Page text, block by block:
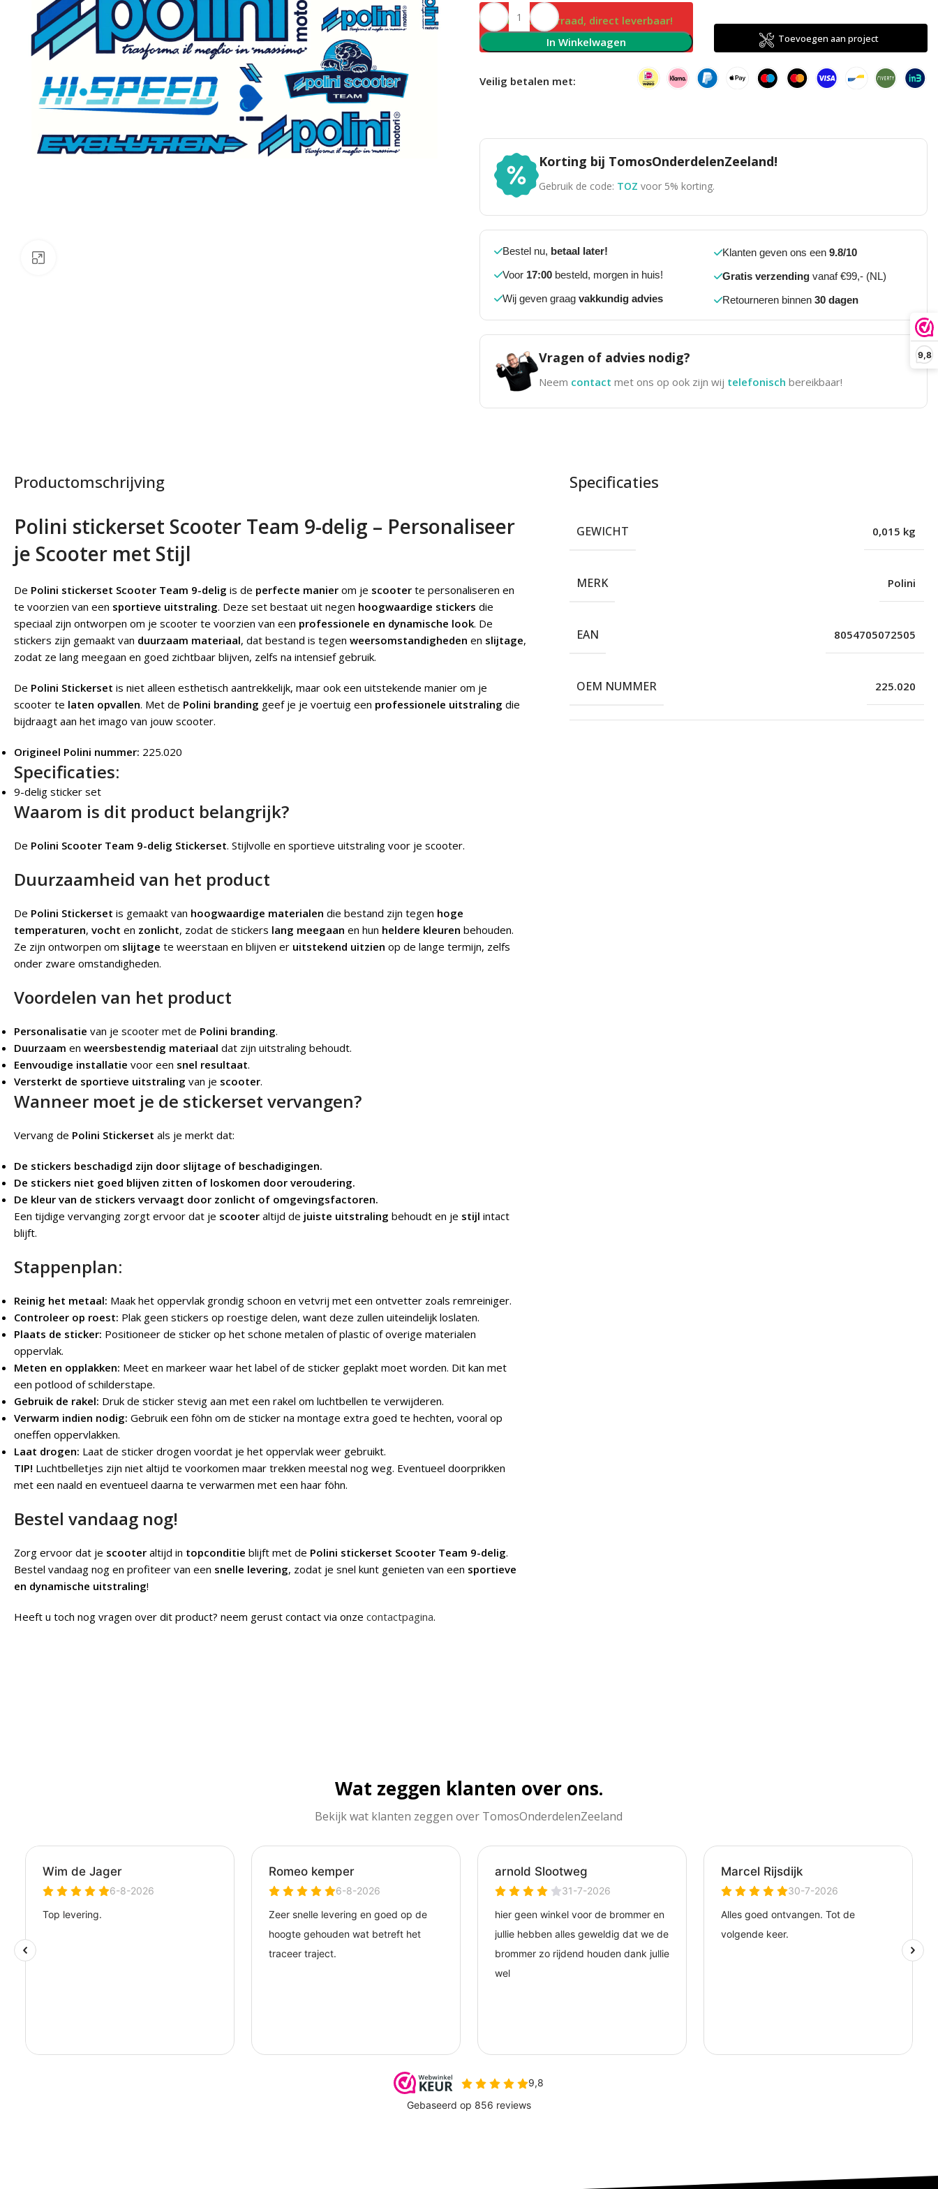
9,8
Op voorraad, direct leverbaar!
In Winkelwagen
Toevoegen aan project
Veilig betalen met:
Korting bij TomosOnderdelenZeeland!
Gebruik de code: TOZ voor 5% korting.
Bestel nu, betaal later!
Voor 17:00besteld, morgen in huis!
Wij geven graag vakkundig advies
Klanten geven ons een 9.8/10
Gratis verzendingvanaf €99,- (NL)
Retourneren binnen 30 dagen
Vragen of advies nodig?
Neem contact met ons op ook zijn wij telefonisch bereikbaar!
Productomschrijving
Polini stickerset Scooter Team 9-delig – Personaliseer
je Scooter met Stijl
De Polini stickerset Scooter Team 9-delig is de perfecte manier om je scooter te personaliseren en
te voorzien van een sportieve uitstraling. Deze set bestaat uit negen hoogwaardige stickers die
speciaal zijn ontworpen om je scooter te voorzien van een professionele en dynamische look. De
stickers zijn gemaakt van duurzaam materiaal, dat bestand is tegen weersomstandigheden en slijtage,
zodat ze lang meegaan en goed zichtbaar blijven, zelfs na intensief gebruik.
De Polini Stickerset is niet alleen esthetisch aantrekkelijk, maar ook een uitstekende manier om je
scooter te laten opvallen. Met de Polini branding geef je je voertuig een professionele uitstraling die
bijdraagt aan het imago van jouw scooter.
Origineel Polini nummer: 225.020
Specificaties:
9-delig sticker set
Waarom is dit product belangrijk?
De Polini Scooter Team 9-delig Stickerset. Stijlvolle en sportieve uitstraling voor je scooter.
Duurzaamheid van het product
De Polini Stickerset is gemaakt van hoogwaardige materialen die bestand zijn tegen hoge
temperaturen, vocht en zonlicht, zodat de stickers lang meegaan en hun heldere kleuren behouden.
Ze zijn ontworpen om slijtage te weerstaan en blijven er uitstekend uitzien op de lange termijn, zelfs
onder zware omstandigheden.
Voordelen van het product
Personalisatie van je scooter met de Polini branding.
Duurzaam en weersbestendig materiaal dat zijn uitstraling behoudt.
Eenvoudige installatie voor een snel resultaat.
Versterkt de sportieve uitstraling van je scooter.
Wanneer moet je de stickerset vervangen?
Vervang de Polini Stickerset als je merkt dat:
De stickers beschadigd zijn door slijtage of beschadigingen.
De stickers niet goed blijven zitten of loskomen door veroudering.
De kleur van de stickers vervaagt door zonlicht of omgevingsfactoren.
Een tijdige vervanging zorgt ervoor dat je scooter altijd de juiste uitstraling behoudt en je stijl intact
blijft.
Stappenplan:
Reinig het metaal: Maak het oppervlak grondig schoon en vetvrij met een ontvetter zoals remreiniger.
Controleer op roest: Plak geen stickers op roestige delen, want deze zullen uiteindelijk loslaten.
Plaats de sticker: Positioneer de sticker op het schone metalen of plastic of overige materialen
oppervlak.
Meten en opplakken: Meet en markeer waar het label of de sticker geplakt moet worden. Dit kan met
een potlood of schilderstape.
Gebruik de rakel: Druk de sticker stevig aan met een rakel om luchtbellen te verwijderen.
Verwarm indien nodig: Gebruik een föhn om de sticker na montage extra goed te hechten, vooral op
oneffen oppervlakken.
Laat drogen: Laat de sticker drogen voordat je het oppervlak weer gebruikt.
TIP! Luchtbelletjes zijn niet altijd te voorkomen maar trekken meestal nog weg. Eventueel doorprikken
met een naald en eventueel daarna te verwarmen met een haar föhn.
Bestel vandaag nog!
Zorg ervoor dat je scooter altijd in topconditie blijft met de Polini stickerset Scooter Team 9-delig.
Bestel vandaag nog en profiteer van een snelle levering, zodat je snel kunt genieten van een sportieve
en dynamische uitstraling!
Heeft u toch nog vragen over dit product? neem gerust contact via onze contactpagina.
Specificaties
GEWICHT 0,015 kg
MERK Polini
EAN 8054705072505
OEM NUMMER 225.020
Wat zeggen klanten over ons.
Bekijk wat klanten zeggen over TomosOnderdelenZeeland